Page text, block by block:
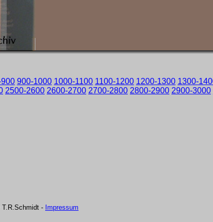
900-1000 1000-1100 1100-1200 1200-1300 1300-
2500-2600 2600-2700 2700-2800 2800-2900 2900-3000
- Impressum